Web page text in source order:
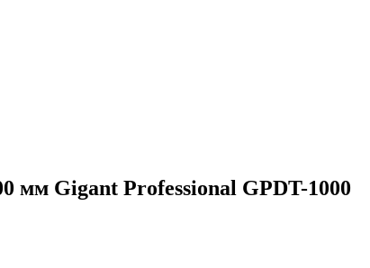
мм Gigant Professional GPDT-1000